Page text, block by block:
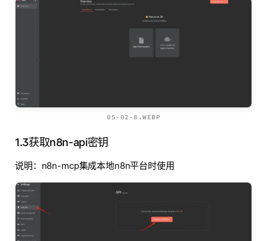
05-02-8.WEBP
1.3获取n8n-api密钥
说明：n8n-mcp集成本地n8n平台时使用